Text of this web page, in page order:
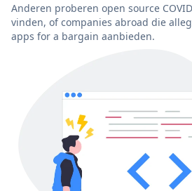
Anderen proberen open source
vinden, of companies abroad die
apps for a bargain aanbieden.